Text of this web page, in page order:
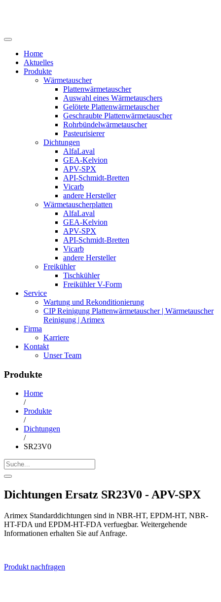
Home
Aktuelles
Produkte
Wärmetauscher
Plattenwärmetauscher
Auswahl eines Wärmetauschers
Gelötete Plattenwärmetauscher
Geschraubte Plattenwärmetauscher
Rohrbündelwärmetauscher
Pasteurisierer
Dichtungen
AlfaLaval
GEA-Kelvion
APV-SPX
API-Schmidt-Bretten
Vicarb
andere Hersteller
Wärmetauscherplatten
AlfaLaval
GEA-Kelvion
APV-SPX
API-Schmidt-Bretten
Vicarb
andere Hersteller
Freikühler
Tischkühler
Freikühler V-Form
Service
Wartung und Rekonditionierung
CIP Reinigung Plattenwärmetauscher | Wärmetauscher
Reinigung | Arimex
Firma
Karriere
Kontakt
Unser Team
Produkte
Home
/
Produkte
/
Dichtungen
/
SR23V0
Dichtungen Ersatz SR23V0 - APV-SPX
Arimex Standarddichtungen sind in NBR-HT, EPDM-HT, NBR-
HT-FDA und EPDM-HT-FDA verfuegbar. Weitergehende
Informationen erhalten Sie auf Anfrage.
Produkt nachfragen